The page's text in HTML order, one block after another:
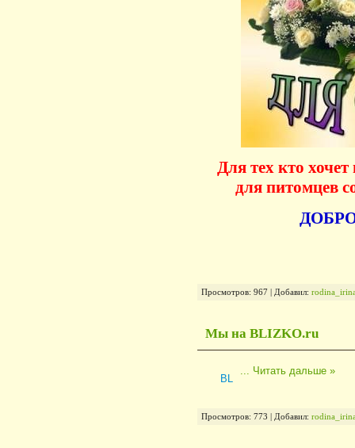
Для тех кто
для питомцев
Просмотров: 967 | Добавил:
Мы на BLIZKO.ru
Читать дальше »
Просмотров: 773 | Добавил: